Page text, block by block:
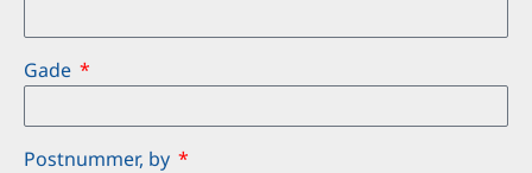
Gade
Postnummer, by